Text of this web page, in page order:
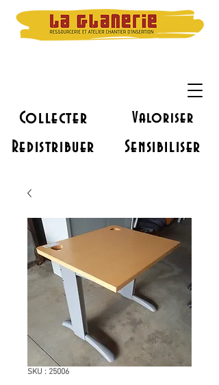
Collecter Valoriser
Redistribuer Sensibiliser
SKU : 25006